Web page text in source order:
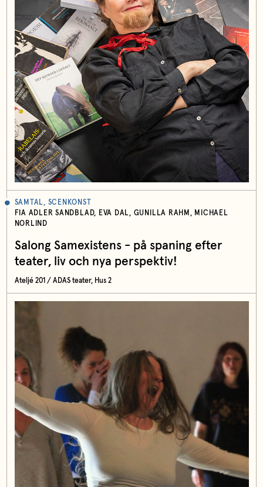
SAMTAL, SCENKONST
FIA ADLER SANDBLAD, EVA DAL, GUNILLA RAHM, MICHAEL
NORLIND
Salong Samexistens - på spaning efter
teater, liv och nya perspektiv!
Ateljé 201 / ADAS teater, Hus 2